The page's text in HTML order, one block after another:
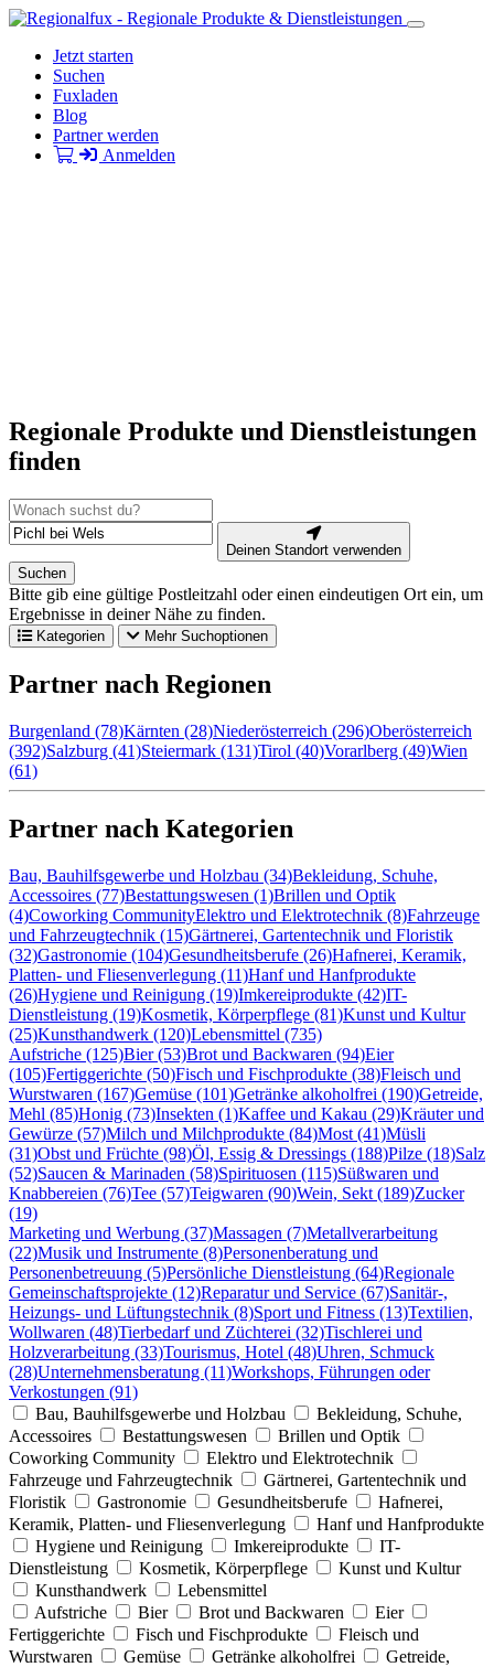
Jetzt starten
Suchen
Fuxladen
Blog
Partner werden
Anmelden
Regionale Produkte und Dienstleistungen
finden
Deinen Standort verwenden
Suchen
Bitte gib eine gültige Postleitzahl oder einen eindeutigen Ort ein, um
Ergebnisse in deiner Nähe zu finden.
Kategorien Mehr Suchoptionen
Partner nach Regionen
Burgenland (78)Kärnten (28)Niederösterreich (296)Oberösterreich
(392)Salzburg (41)Steiermark (131)Tirol (40)Vorarlberg (49)Wien
(61)
Partner nach Kategorien
Bau, Bauhilfsgewerbe und Holzbau (34)Bekleidung, Schuhe,
Accessoires (77)Bestattungswesen (1)Brillen und Optik
(4)Coworking CommunityElektro und Elektrotechnik (8)Fahrzeuge
und Fahrzeugtechnik (15)Gärtnerei, Gartentechnik und Floristik
(32)Gastronomie (104)Gesundheitsberufe (26)Hafnerei, Keramik,
Platten- und Fliesenverlegung (11)Hanf und Hanfprodukte
(26)Hygiene und Reinigung (19)Imkereiprodukte (42)IT-
Dienstleistung (19)Kosmetik, Körperpflege (81)Kunst und Kultur
(25)Kunsthandwerk (120)Lebensmittel (735)
Aufstriche (125)Bier (53)Brot und Backwaren (94)Eier
(105)Fertiggerichte (50)Fisch und Fischprodukte (38)Fleisch und
Wurstwaren (167)Gemüse (101)Getränke alkoholfrei (190)Getreide,
Mehl (85)Honig (73)Insekten (1)Kaffee und Kakau (29)Kräuter und
Gewürze (57)Milch und Milchprodukte (84)Most (41)Müsli
(31)Obst und Früchte (98)Öl, Essig & Dressings (188)Pilze (18)Salz
(52)Saucen & Marinaden (58)Spirituosen (115)Süßwaren und
Knabbereien (76)Tee (57)Teigwaren (90)Wein, Sekt (189)Zucker
(19)
Marketing und Werbung (37)Massagen (7)Metallverarbeitung
(22)Musik und Instrumente (8)Personenberatung und
Personenbetreuung (5)Persönliche Dienstleistung (64)Regionale
Gemeinschaftsprojekte (12)Reparatur und Service (67)Sanitär-,
Heizungs- und Lüftungstechnik (8)Sport und Fitness (13)Textilien,
Wollwaren (48)Tierbedarf und Züchterei (32)Tischlerei und
Holzverarbeitung (33)Tourismus, Hotel (48)Uhren, Schmuck
(28)Unternehmensberatung (11)Workshops, Führungen oder
Verkostungen (91)
Bau, Bauhilfsgewerbe und Holzbau
Bekleidung, Schuhe,
Accessoires
Bestattungswesen
Brillen und Optik
Coworking Community
Elektro und Elektrotechnik
Fahrzeuge und Fahrzeugtechnik
Gärtnerei, Gartentechnik und
Floristik
Gastronomie Gesundheitsberufe
Hafnerei,
Keramik, Platten- und Fliesenverlegung
Hanf und Hanfprodukte
Hygiene und Reinigung
Imkereiprodukte
IT-
Dienstleistung
Kosmetik, Körperpflege
Kunst und Kultur
Kunsthandwerk
Lebensmittel
Aufstriche
Bier Brot und Backwaren
Eier
Fertiggerichte
Fisch und Fischprodukte
Fleisch und
Wurstwaren
Gemüse Getränke alkoholfrei
Getreide,